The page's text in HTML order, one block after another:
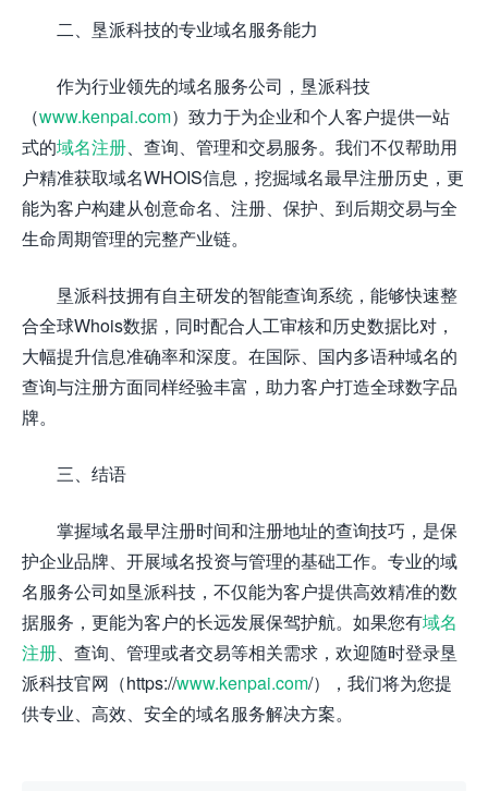
二、垦派科技的专业域名服务能力
作为行业领先的域名服务公司，垦派科技
（www.kenpai.com）致力于为企业和个人客户提供一站
式的域名注册、查询、管理和交易服务。我们不仅帮助用
户精准获取域名WHOIS信息，挖掘域名最早注册历史，更
能为客户构建从创意命名、注册、保护、到后期交易与全
生命周期管理的完整产业链。
垦派科技拥有自主研发的智能查询系统，能够快速整
合全球Whois数据，同时配合人工审核和历史数据比对，
大幅提升信息准确率和深度。在国际、国内多语种域名的
查询与注册方面同样经验丰富，助力客户打造全球数字品
牌。
三、结语
掌握域名最早注册时间和注册地址的查询技巧，是保
护企业品牌、开展域名投资与管理的基础工作。专业的域
名服务公司如垦派科技，不仅能为客户提供高效精准的数
据服务，更能为客户的长远发展保驾护航。如果您有域名
注册、查询、管理或者交易等相关需求，欢迎随时登录垦
派科技官网（https://www.kenpai.com/），我们将为您提
供专业、高效、安全的域名服务解决方案。